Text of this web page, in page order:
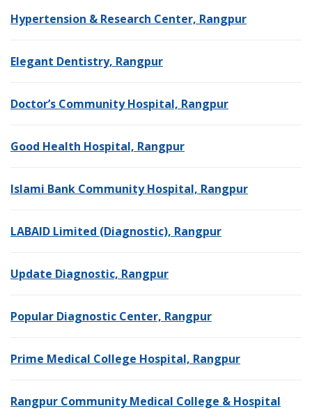
Hypertension & Research Center, Rangpur
Elegant Dentistry, Rangpur
Doctor’s Community Hospital, Rangpur
Good Health Hospital, Rangpur
Islami Bank Community Hospital, Rangpur
LABAID Limited (Diagnostic), Rangpur
Update Diagnostic, Rangpur
Popular Diagnostic Center, Rangpur
Prime Medical College Hospital, Rangpur
Rangpur Community Medical College & Hospital